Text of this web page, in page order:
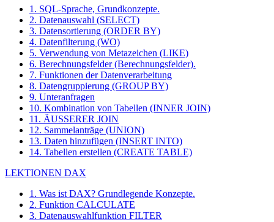
1. SQL-Sprache, Grundkonzepte.
2. Datenauswahl (SELECT)
3. Datensortierung (ORDER BY)
4. Datenfilterung (WO)
5. Verwendung von Metazeichen (LIKE)
6. Berechnungsfelder (Berechnungsfelder).
7. Funktionen der Datenverarbeitung
8. Datengruppierung (GROUP BY)
9. Unteranfragen
10. Kombination von Tabellen (INNER JOIN)
11. ÄUSSERER JOIN
12. Sammelanträge (UNION)
13. Daten hinzufügen (INSERT INTO)
14. Tabellen erstellen (CREATE TABLE)
LEKTIONEN DAX
1. Was ist DAX? Grundlegende Konzepte.
2. Funktion CALCULATE
3. Datenauswahlfunktion FILTER